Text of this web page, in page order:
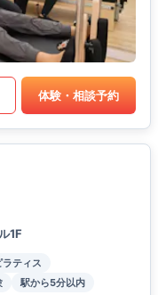
体験・相談予約
1F
ティス
駅から5分以内